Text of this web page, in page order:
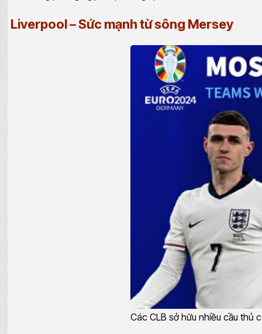
Liverpool – Sức mạnh từ sông Mersey
Các CLB sở hữu nhiều cầu thủ